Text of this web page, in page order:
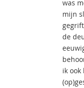
was
mijn
de
ik ook